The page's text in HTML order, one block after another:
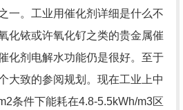
一。工业用催化剂详细是什么不
化铱或许氧化钌之类的贵金属催
化剂电解水功能仍是很好。至于
大致的参阅规划。现在工业上中
条件下能耗在4.8-5.5kWh/m3区